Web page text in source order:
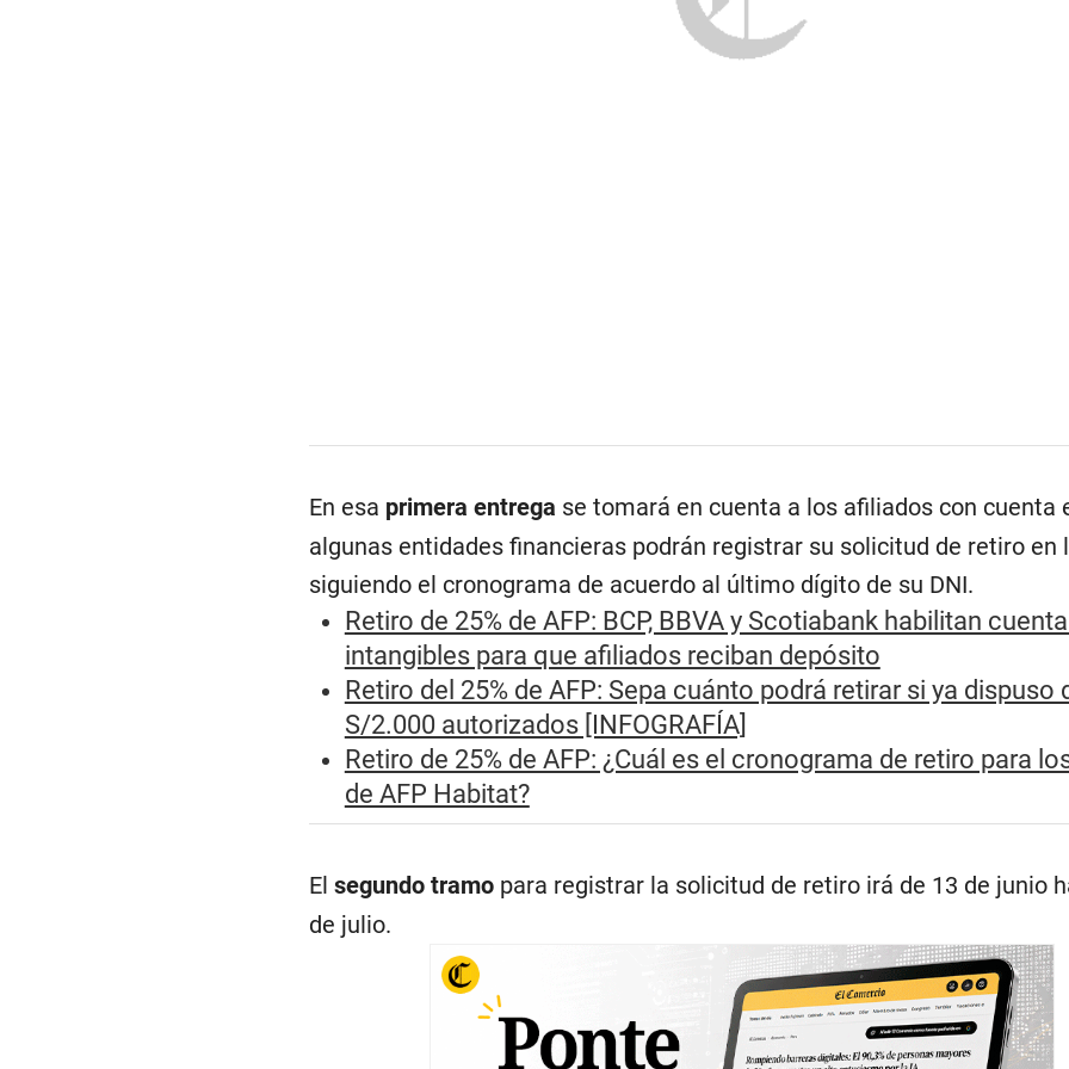
En esa primera entrega se tomará en cuenta a los afiliados con cuenta
algunas entidades financieras podrán registrar su solicitud de retiro en
siguiendo el cronograma de acuerdo al último dígito de su DNI.
Retiro de 25% de AFP: BCP, BBVA y Scotiabank habilitan
intangibles para que afiliados reciban depósito
Retiro del 25% de AFP: Sepa cuánto podrá retirar si ya dispuso
S/2.000 autorizados [INFOGRAFÍA]
Retiro de 25% de AFP: ¿Cuál es el cronograma de retiro para
de AFP Habitat?
El segundo tramopara registrar la solicitud de retiro irá de 13 de junio
de julio.